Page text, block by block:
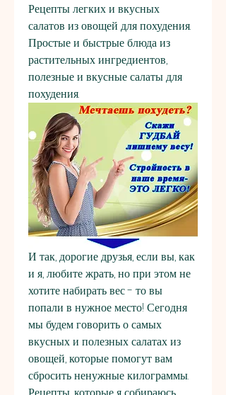
Рецепты легких и вкусных
салатов из овощей для похудения.
Простые и быстрые блюда из
растительных ингредиентов,
полезные и вкусные салаты для
похудения.
И так, дорогие друзья, если вы, как
и я, любите жрать, но при этом не
хотите набирать вес - то вы
попали в нужное место! Сегодня
мы будем говорить о самых
вкусных и полезных салатах из
овощей, которые помогут вам
сбросить ненужные килограммы.